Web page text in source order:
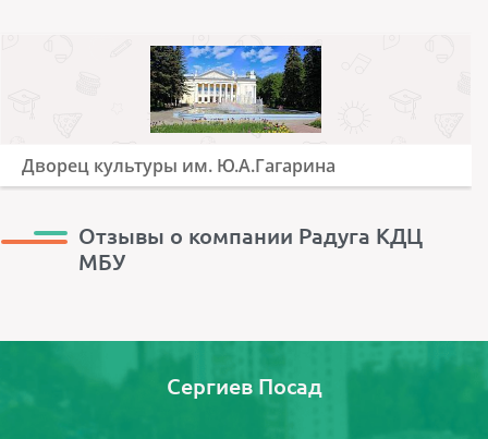
Дворец культуры им. Ю.А.Гагарина
Отзывы о компании Радуга КДЦ
МБУ
Сергиев Посад